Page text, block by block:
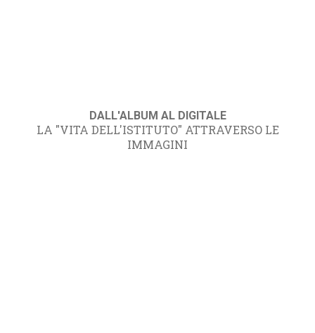
DALL'ALBUM AL DIGITALE
LA "VITA DELL'ISTITUTO" ATTRAVERSO LE
IMMAGINI